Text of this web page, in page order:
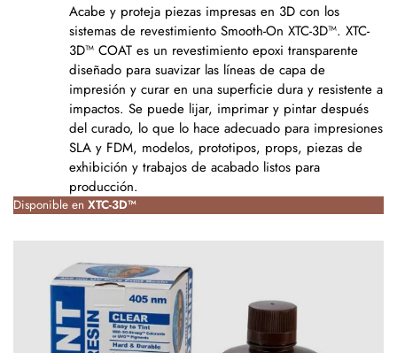
Acabe y proteja piezas impresas en 3D con los
sistemas de revestimiento Smooth-On XTC-3D™. XTC-
3D™ COAT es un revestimiento epoxi transparente
diseñado para suavizar las líneas de capa de
impresión y curar en una superficie dura y resistente a
impactos. Se puede lijar, imprimar y pintar después
del curado, lo que lo hace adecuado para impresiones
SLA y FDM, modelos, prototipos, props, piezas de
exhibición y trabajos de acabado listos para
producción.
Disponible en XTC-3D™